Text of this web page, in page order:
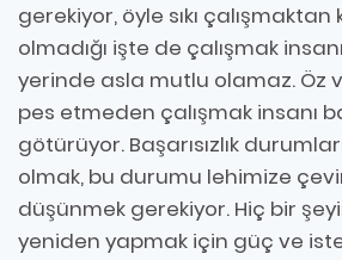
gerekiyor, öyle sıkı
olmadığı işte de çalışmak
yerinde asla mutlu olamaz. Öz
pes etmeden çalışmak insanı
götürüyor. Başarısızlık
olmak, bu durumu lehimize
düşünmek gerekiyor. Hiç bir
yeniden yapmak için güç ve